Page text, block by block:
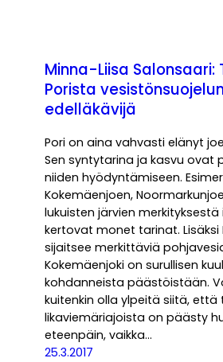
Minna-Liisa Salonsaari:
Porista
edelläkävijä
Pori on aina vahvasti elänyt
Sen syntytarina ja kasvu ovat
niiden hyödyntämiseen.
Kokemäenjoen,
lukuisten järvien merkityksestä
kertovat monet tarinat. Lisäksi
sijaitsee merkittäviä
Kokemäenjoki on surullisen
kohdanneista päästöistään.
kuitenkin olla ylpeitä siitä, että
likaviemäriajoista on päästy
eteenpäin, vaikka…
25.3.2017